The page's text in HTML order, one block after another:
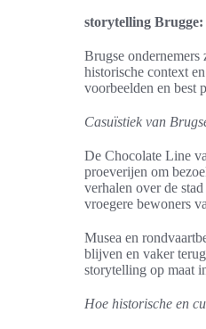
storytelling Brugge:
Brugse
historische context
voorbeelden en best
Casuïstiek van
De Chocolate Line
proeverijen om
verhalen over de
vroegere bewoners
Musea en
blijven en vaker
storytelling op maat
Hoe historische en